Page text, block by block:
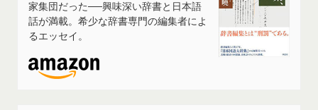
家集団だった──興味深い辞書と日本語
話が満載。希少な辞書専門の編集者によ
るエッセイ。